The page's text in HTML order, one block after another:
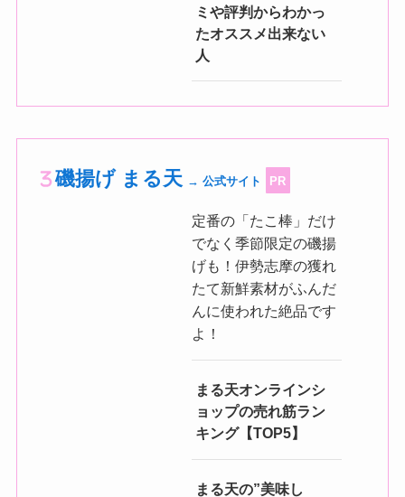
ミや評判からわかっ
たオススメ出来ない
人
磯揚げ まる天 → 公式サイト PR
定番の「たこ棒」だけ
でなく季節限定の磯揚
げも！伊勢志摩の獲れ
たて新鮮素材がふんだ
んに使われた絶品です
よ！
まる天オンラインシ
ョップの売れ筋ラン
キング【TOP5】
まる天の”美味し